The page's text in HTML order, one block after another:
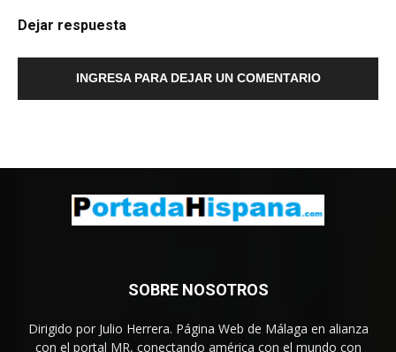
Dejar respuesta
INGRESA PARA DEJAR UN COMENTARIO
SOBRE NOSOTROS
Dirigido por Julio Herrera. Página Web de Málaga en alianza
con el portal MR, conectando américa con el mundo con